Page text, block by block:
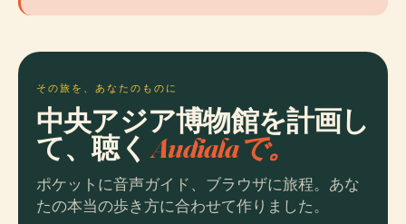
その旅を、あなたのものに
中央アジア博物館を計画し
て、聴くAudialaで。
ポケットに音声ガイド、ブラウザに旅程。あな
たの本当の歩き方に合わせて作りました。